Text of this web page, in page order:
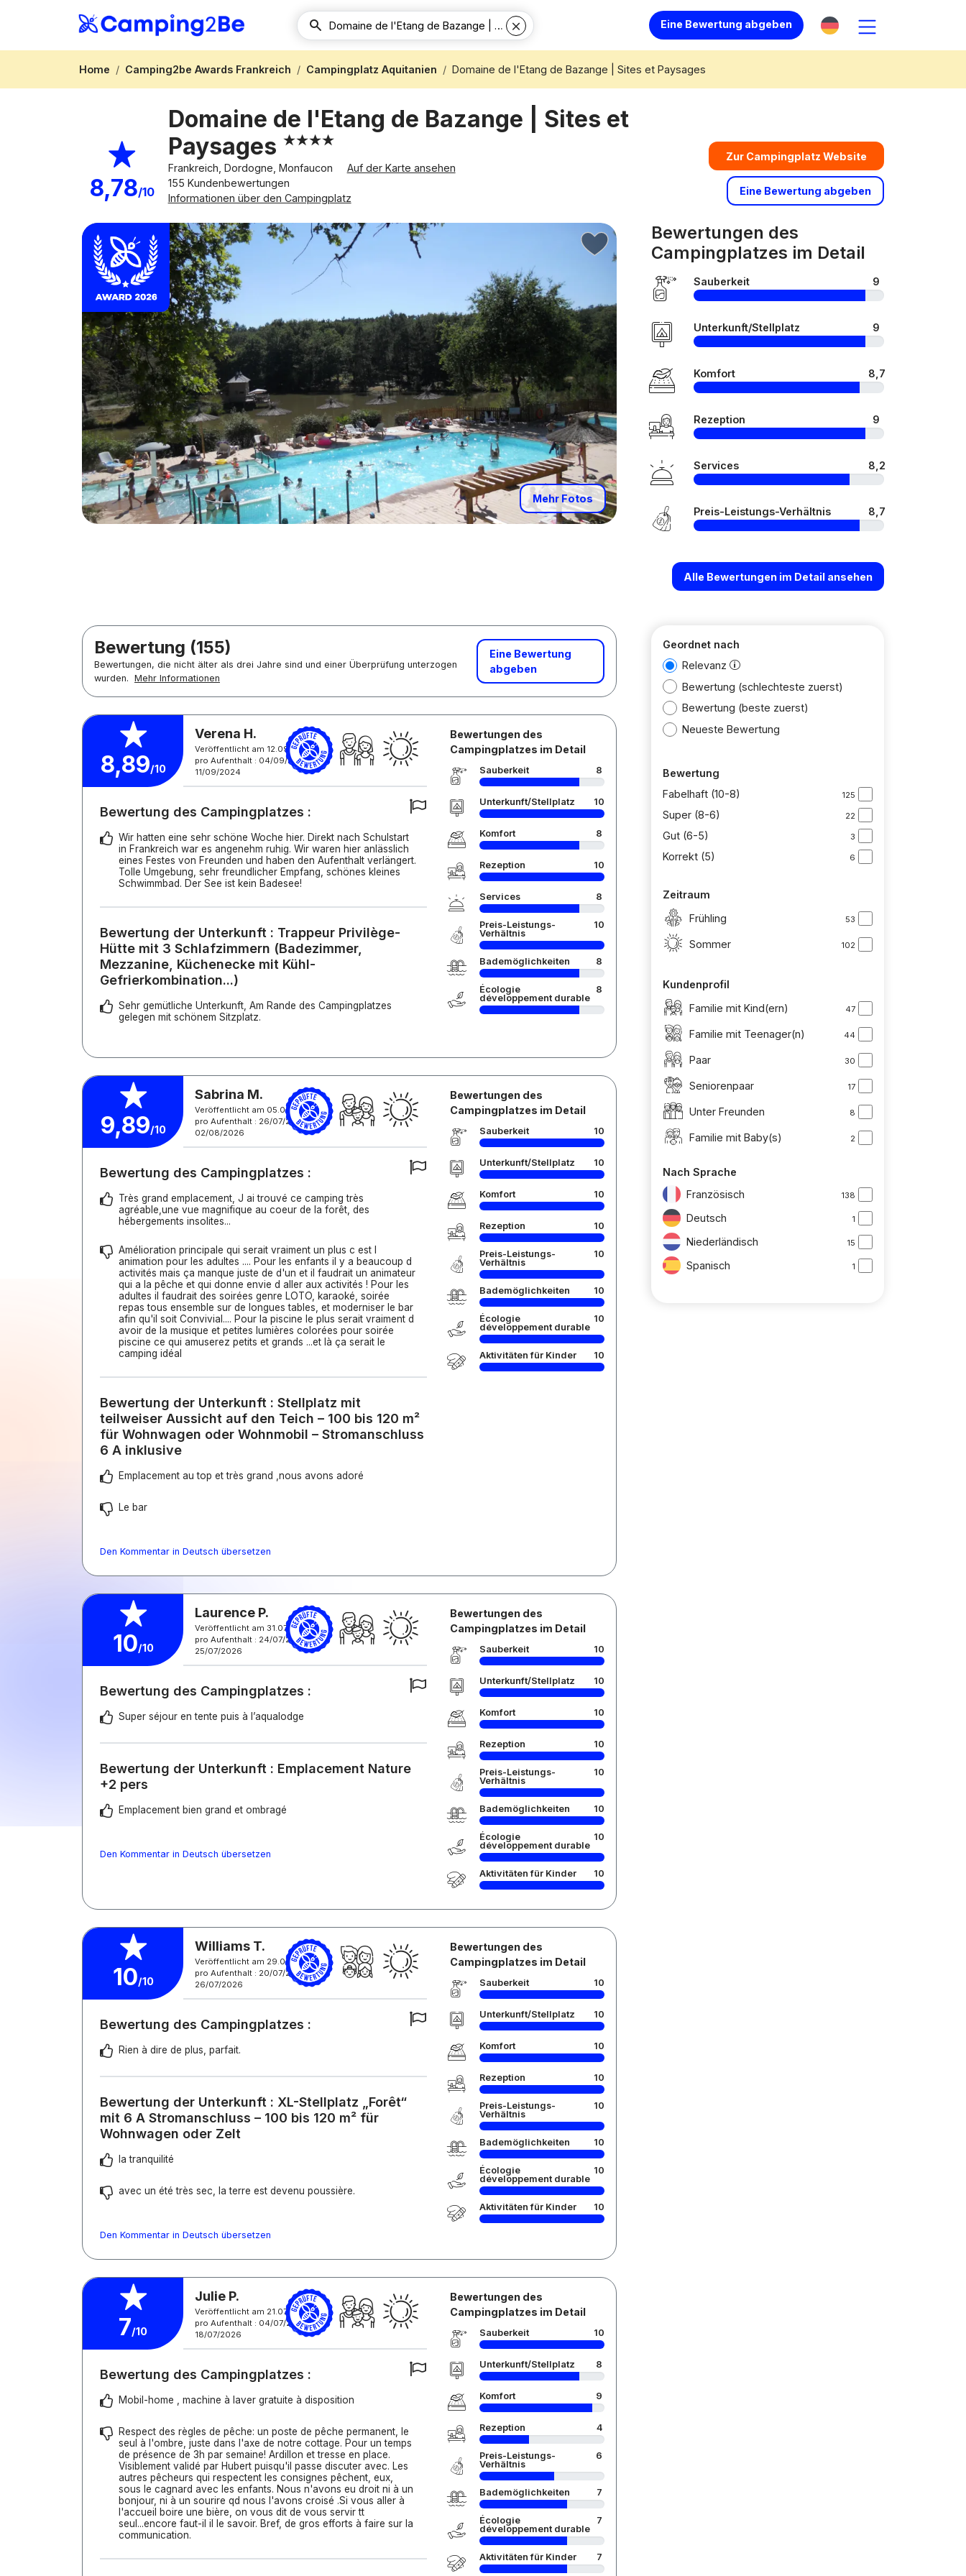
Eine Bewertung abgeben
Home Camping2be Awards Frankreich Campingplatz Aquitanien Domaine de l'Etang de Bazange | Sites et Paysages
8,78/10
Domaine de l'Etang de Bazange | Sites et
Paysages
Frankreich, Dordogne, Monfaucon
Auf der Karte ansehen
155 Kundenbewertungen
Informationen über den Campingplatz
Zur Campingplatz Website
Eine Bewertung abgeben
Mehr Fotos
Bewertungen des
Campingplatzes im Detail
Sauberkeit 9
Unterkunft/Stellplatz 9
Komfort 8,7
Rezeption 9
Services 8,2
Preis-Leistungs-Verhältnis 8,7
Alle Bewertungen im Detail ansehen
Bewertung (155)
Bewertungen, die nicht älter als drei Jahre sind und einer Überprüfung unterzogen
wurden. Mehr Informationen
Eine Bewertung
abgeben
8,89/10
Verena H.
Veröffentlicht am 12.09.2024
pro Aufenthalt : 04/09/2024 -
11/09/2024
Bewertung des Campingplatzes :
Wir hatten eine sehr schöne Woche hier. Direkt nach Schulstart
in Frankreich war es angenehm ruhig. Wir waren hier anlässlich
eines Festes von Freunden und haben den Aufenthalt verlängert.
Tolle Umgebung, sehr freundlicher Empfang, schönes kleines
Schwimmbad. Der See ist kein Badesee!
Bewertung der Unterkunft : Trappeur Privilège-
Hütte mit 3 Schlafzimmern (Badezimmer,
Mezzanine, Küchenecke mit Kühl-
Gefrierkombination...)
Sehr gemütliche Unterkunft, Am Rande des Campingplatzes
gelegen mit schönem Sitzplatz.
Bewertungen des
Campingplatzes im Detail
Sauberkeit 8
Unterkunft/Stellplatz 10
Komfort 8
Rezeption 10
Services 8
Preis-Leistungs-
Verhältnis
10
Bademöglichkeiten 8
Écologie
développement durable
8
9,89/10
Sabrina M.
Veröffentlicht am 05.08.2026
pro Aufenthalt : 26/07/2026 -
02/08/2026
Bewertung des Campingplatzes :
Très grand emplacement, J ai trouvé ce camping très
agréable,une vue magnifique au coeur de la forêt, des
hébergements insolites...
Amélioration principale qui serait vraiment un plus c est l
animation pour les adultes .... Pour les enfants il y a beaucoup d
activités mais ça manque juste de d'un et il faudrait un animateur
qui a la pêche et qui donne envie d aller aux activités ! Pour les
adultes il faudrait des soirées genre LOTO, karaoké, soirée
repas tous ensemble sur de longues tables, et moderniser le bar
afin qu'il soit Convivial.... Pour la piscine le plus serait vraiment d
avoir de la musique et petites lumières colorées pour soirée
piscine ce qui amuserez petits et grands ...et là ça serait le
camping idéal
Bewertung der Unterkunft : Stellplatz mit
teilweiser Aussicht auf den Teich – 100 bis 120 m²
für Wohnwagen oder Wohnmobil – Stromanschluss
6 A inklusive
Emplacement au top et très grand ,nous avons adoré
Le bar
Den Kommentar in Deutsch übersetzen
Bewertungen des
Campingplatzes im Detail
Sauberkeit 10
Unterkunft/Stellplatz 10
Komfort 10
Rezeption 10
Preis-Leistungs-
Verhältnis
10
Bademöglichkeiten 10
Écologie
développement durable
10
Aktivitäten für Kinder 10
10/10
Laurence P.
Veröffentlicht am 31.07.2026
pro Aufenthalt : 24/07/2026 -
25/07/2026
Bewertung des Campingplatzes :
Super séjour en tente puis à l’aqualodge
Bewertung der Unterkunft : Emplacement Nature
+2 pers
Emplacement bien grand et ombragé
Den Kommentar in Deutsch übersetzen
Bewertungen des
Campingplatzes im Detail
Sauberkeit 10
Unterkunft/Stellplatz 10
Komfort 10
Rezeption 10
Preis-Leistungs-
Verhältnis
10
Bademöglichkeiten 10
Écologie
développement durable
10
Aktivitäten für Kinder 10
10/10
Williams T.
Veröffentlicht am 29.07.2026
pro Aufenthalt : 20/07/2026 -
26/07/2026
Bewertung des Campingplatzes :
Rien à dire de plus, parfait.
Bewertung der Unterkunft : XL-Stellplatz „Forêt“
mit 6 A Stromanschluss – 100 bis 120 m² für
Wohnwagen oder Zelt
la tranquilité
avec un été très sec, la terre est devenu poussière.
Den Kommentar in Deutsch übersetzen
Bewertungen des
Campingplatzes im Detail
Sauberkeit 10
Unterkunft/Stellplatz 10
Komfort 10
Rezeption 10
Preis-Leistungs-
Verhältnis
10
Bademöglichkeiten 10
Écologie
développement durable
10
Aktivitäten für Kinder 10
7/10
Julie P.
Veröffentlicht am 21.07.2026
pro Aufenthalt : 04/07/2026 -
18/07/2026
Bewertung des Campingplatzes :
Mobil-home , machine à laver gratuite à disposition
Respect des règles de pêche: un poste de pêche permanent, le
seul à l'ombre, juste dans l'axe de notre cottage. Pour un temps
de présence de 3h par semaine! Ardillon et tresse en place.
Visiblement validé par Hubert puisqu'il passe discuter avec. Les
autres pêcheurs qui respectent les consignes pêchent, eux,
sous le cagnard avec les enfants. Nous n'avons eu droit ni à un
bonjour, ni à un sourire qd nous l'avons croisé .Si vous aller à
l'accueil boire une bière, on vous dit de vous servir tt
seul...encore faut-il il le savoir. Bref, de gros efforts à faire sur la
communication.
Bewertungen des
Campingplatzes im Detail
Sauberkeit 10
Unterkunft/Stellplatz 8
Komfort 9
Rezeption 4
Preis-Leistungs-
Verhältnis
6
Bademöglichkeiten 7
Écologie
développement durable
7
Aktivitäten für Kinder 7
Geordnet nach
Relevanz
Bewertung (schlechteste zuerst)
Bewertung (beste zuerst)
Neueste Bewertung
Bewertung
Fabelhaft (10-8)
125
Super (8-6) 22
Gut (6-5) 3
Korrekt (5) 6
Zeitraum
Frühling
53
Sommer 102
Kundenprofil
Familie mit Kind(ern)
47
Familie mit Teenager(n) 44
Paar 30
Seniorenpaar 17
Unter Freunden 8
Familie mit Baby(s) 2
Nach Sprache
Französisch
138
Deutsch 1
Niederländisch 15
Spanisch 1